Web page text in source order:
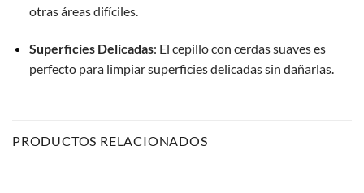
otras áreas difíciles.
Superficies Delicadas: El cepillo con cerdas suaves es
perfecto para limpiar superficies delicadas sin dañarlas.
PRODUCTOS RELACIONADOS